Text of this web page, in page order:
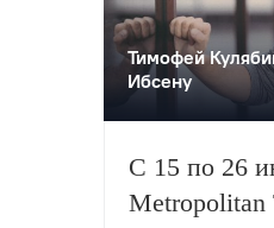
Тимофей
Ибсену
С 15 по 26
Metropolitan